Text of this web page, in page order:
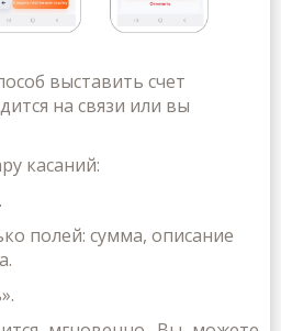
выставить счет
на связи или вы
касаний:
полей: сумма, описание